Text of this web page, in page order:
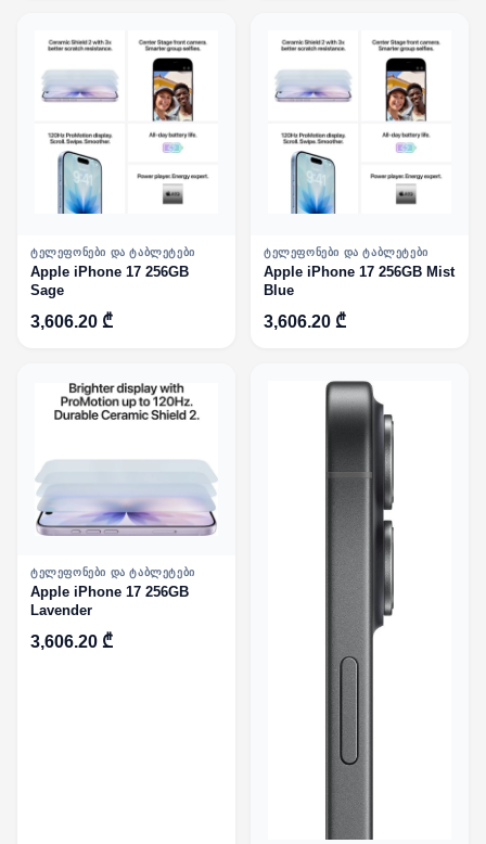
ᲢᲔᲚᲔᲤᲝᲜᲔᲑᲘ ᲓᲐ ᲢᲐᲑᲚᲔᲢᲔᲑᲘ
Apple iPhone 17 256GB
Sage
3,606.20 ₾
ᲢᲔᲚᲔᲤᲝᲜᲔᲑᲘ ᲓᲐ ᲢᲐᲑᲚᲔᲢᲔᲑᲘ
Apple iPhone 17 256GB Mist
Blue
3,606.20 ₾
ᲢᲔᲚᲔᲤᲝᲜᲔᲑᲘ ᲓᲐ ᲢᲐᲑᲚᲔᲢᲔᲑᲘ
Apple iPhone 17 256GB
Lavender
3,606.20 ₾